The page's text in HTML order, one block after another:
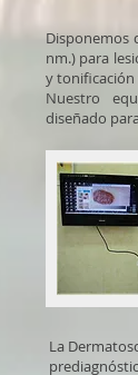
Disponemos
nm.) para
y tonificación
Nuestro
diseñado
La